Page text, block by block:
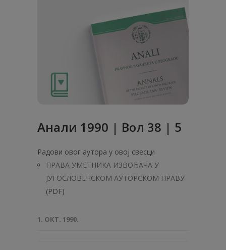
Анaли 1990 | Вол 38 | 5
Радови овог аутора у овој свесци
ПРАВА УМЕТНИКА ИЗВОЂАЧА У
ЈУГОСЛОВЕНСКОМ АУТОРСКОМ ПРАВУ
(PDF)
1. ОКТ. 1990.